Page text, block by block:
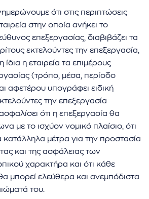
ότι στις περιπτώσεις
στην οποία ανήκει το
επεξεργασίας, διαβιβάζει τα
εκτελούντες την επεξεργασία,
η εταιρεία τα επιμέρους
(τρόπο, μέσα, περίοδο
αφετέρου υπογράφει ειδική
την επεξεργασία
ότι η επεξεργασία θα
με το ισχύον νομικό πλαίσιο, ότι
μέτρα για την προστασία
και της ασφάλειας των
χαρακτήρα και ότι κάθε
μπορεί ελεύθερα και ανεμπόδιστα
του.